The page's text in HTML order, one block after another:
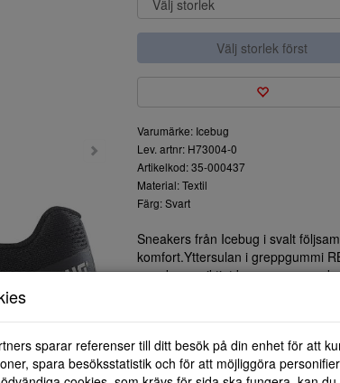
Välj storlek först
Varumärke: Icebug
Lev. artnr: H73004-0
Artikelkod: 35-000437
Material: Textil
Färg: Svart
Sneakers från Icebug i svalt
komfort.Yttersulan i greppgummi
ger skorna riktigt bra
Perfekt skor för dig som vill
terräng under sommaren. Eller
sparar referenser till ditt besök på din enhet för att
spara besöksstatistik och för att möjliggöra